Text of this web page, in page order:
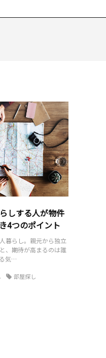
しする人が物件
4つのポイント
暮らし。親元から独立
、期待が高まるのは誰
気…
部屋探し